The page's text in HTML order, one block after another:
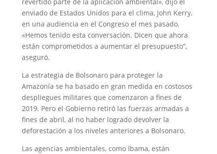
enviado de Estados Unidos para el clima, John Kerry,
en una audiencia en el Congreso el mes pasado.
«Hemos tenido esta conversación. Dicen que ahora
están comprometidos a aumentar el presupuesto”,
aseguró.
La estrategia de Bolsonaro para proteger la
Amazonía se ha basado en gran medida en costosos
despliegues militares que comenzaron a fines de
2019. Pero el Gobierno retiró las fuerzas armadas a
fines de abril, al no haber logrado devolver la
deforestación a los niveles anteriores a Bolsonaro.
Las agencias ambientales, como Ibama, están